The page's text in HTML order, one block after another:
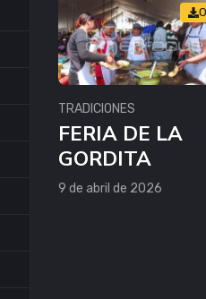
0
TRADICIONES
FERIA DE LA
GORDITA
9 de abril de 2026